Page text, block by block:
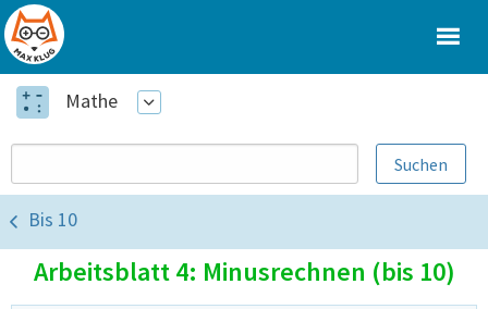
Mathe
Bis 10
Arbeitsblatt 4: Minusrechnen (bis 10)